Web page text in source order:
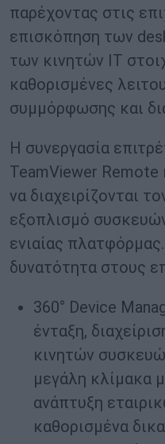
παρέχοντας στις
επισκόπηση των
των κινητών IT
καθορισμένες
συμμόρφωσης και
Η συνεργασία
TeamViewer Remote
να διαχειρίζονται
εξοπλισμό
ενιαίας
δυνατότητα στους
360° Device
ένταξη,
κινητών
μεγάλη κλίμακα
ανάπτυξη
καθορισμένα